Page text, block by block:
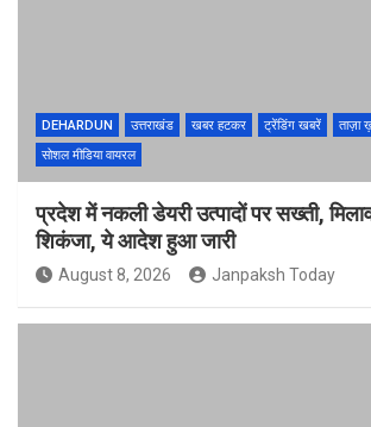
DEHARDUN उत्तराखंड खबर हटकर ट्रेंडिंग खबरें ताज़ा
सोशल मीडिया वायरल
प्रदेश में नकली डेयरी उत्पादों पर सख्ती,
शिकंजा, ये आदेश हुआ जारी
August 8, 2026 Janpaksh Today